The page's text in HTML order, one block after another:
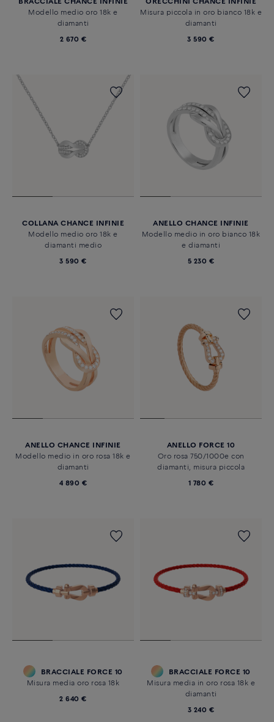
BRACCIALE CHANCE INFINIE
Modello medio oro 18k e
diamanti
2 670 €
ORECCHINI CHANCE INFINIE
Misura piccola in oro bianco 18k e
diamanti
3 590 €
COLLANA CHANCE INFINIE
Modello medio oro 18k e
diamanti medio
3 590 €
ANELLO CHANCE INFINIE
Modello medio in oro bianco 18k
e diamanti
5 230 €
ANELLO CHANCE INFINIE
Modello medio in oro rosa 18k e
diamanti
4 890 €
ANELLO FORCE 10
Oro rosa 750/1000e con
diamanti, misura piccola
1 780 €
BRACCIALE FORCE 10
Misura media oro rosa 18k
2 640 €
BRACCIALE FORCE 10
Misura media in oro rosa 18k e
diamanti
3 240 €